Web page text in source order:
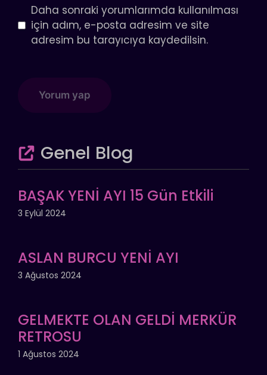
Daha sonraki yorumlarımda kullanılması
için adım, e-posta adresim ve site
adresim bu tarayıcıya kaydedilsin.
Genel Blog
BAŞAK YENİ AYI 15 Gün Etkili
3 Eylül 2024
ASLAN BURCU YENİ AYI
3 Ağustos 2024
GELMEKTE OLAN GELDİ MERKÜR
RETROSU
1 Ağustos 2024